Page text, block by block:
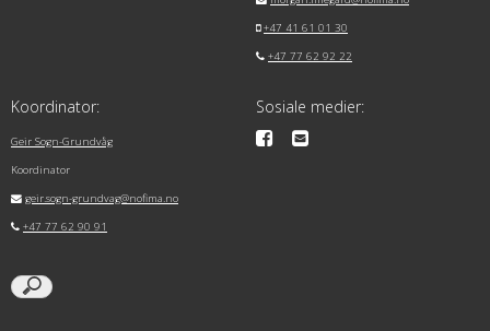
+47 41 61 01 30
+47 77 62 92 22
Koordinator:
Geir Sogn-Grundvåg
Koordinator
geir.sogn-grundvag@nofima.no
+47 77 62 90 91
Sosiale medier: